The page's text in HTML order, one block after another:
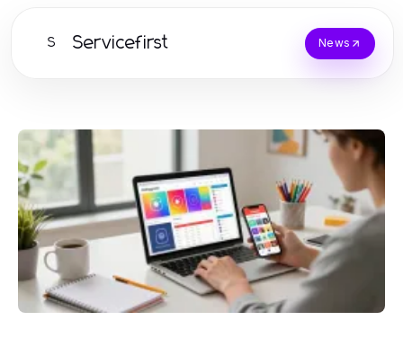
S Servicefirst News